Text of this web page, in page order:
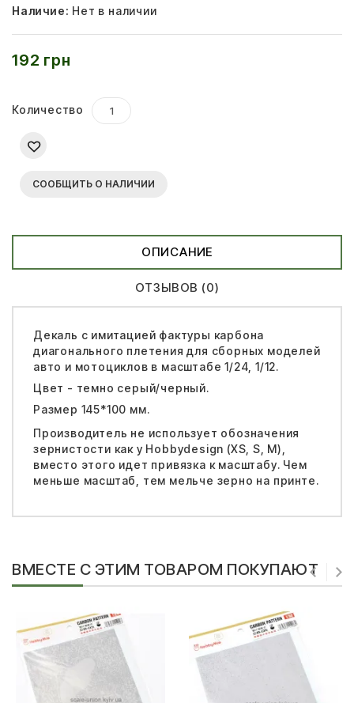
Наличие: Нет в наличии
192 грн
Количество
СООБЩИТЬ О НАЛИЧИИ
ОПИСАНИЕ
ОТЗЫВОВ (0)
Декаль с имитацией фактуры карбона
диагонального плетения для сборных моделей
авто и мотоциклов в масштабе 1/24, 1/12.
Цвет - темно серый/черный.
Размер 145*100 мм.
Производитель не использует обозначения
зернистости как у Hobbydesign (XS, S, M),
вместо этого идет привязка к масштабу. Чем
меньше масштаб, тем мельче зерно на принте.
ВМЕСТЕ С ЭТИМ ТОВАРОМ ПОКУПАЮТ